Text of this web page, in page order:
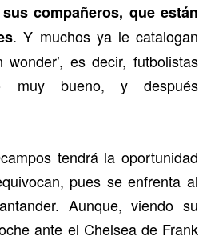
compañeros, que están
. Y muchos ya le catalogan
es decir, futbolistas
bueno, y después
tendrá la oportunidad
pues se enfrenta al
Aunque, viendo su
ante el Chelsea de Frank